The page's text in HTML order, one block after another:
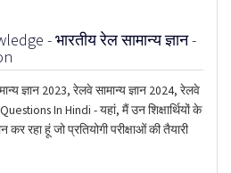
- भारतीय रेल सामान्य ज्ञान -
ज्ञान 2023, रेलवे सामान्य ज्ञान 2024, रेलवे
In Hindi - यहां, मैं उन शिक्षार्थियों के
कर रहा हूं जो प्रतियोगी परीक्षाओं की तैयारी